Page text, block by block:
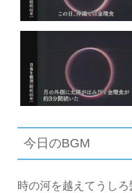
今日のBGM
時の河を越えてうしろ